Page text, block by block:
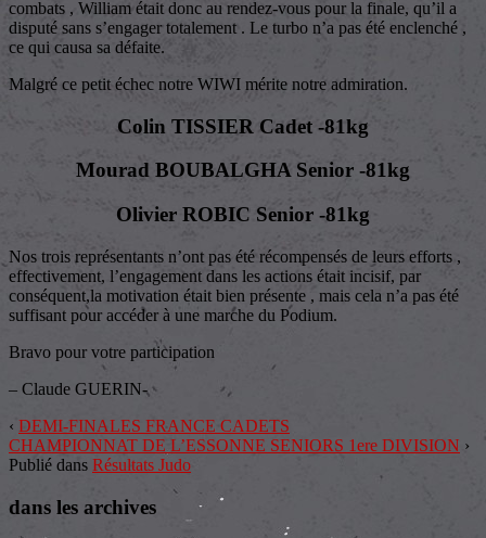
combats , William était donc au rendez-vous pour la finale, qu’il a
disputé sans s’engager totalement . Le turbo n’a pas été enclenché ,
ce qui causa sa défaite.
Malgré ce petit échec notre WIWI mérite notre admiration.
Colin TISSIER Cadet -81kg
Mourad BOUBALGHA Senior -81kg
Olivier ROBIC Senior -81kg
Nos trois représentants n’ont pas été récompensés de leurs efforts ,
effectivement, l’engagement dans les actions était incisif, par
conséquent,la motivation était bien présente , mais cela n’a pas été
suffisant pour accéder à une marche du Podium.
Bravo pour votre participation
– Claude GUERIN-
‹ DEMI-FINALES FRANCE CADETS
CHAMPIONNAT DE L’ESSONNE SENIORS 1ere DIVISION ›
Publié dans Résultats Judo
dans les archives